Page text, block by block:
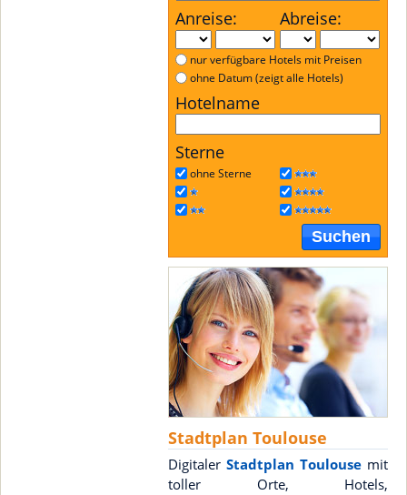
Anreise: Abreise:
nur verfügbare Hotels mit Preisen
ohne Datum (zeigt alle Hotels)
Hotelname
Sterne
ohne Sterne
Suchen
Stadtplan Toulouse
Digitaler Stadtplan Toulouse mit
toller Orte, Hotels,